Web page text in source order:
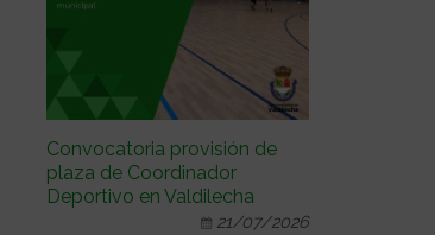
Convocatoria provisión de
plaza de Coordinador
Deportivo en Valdilecha
21/07/2026